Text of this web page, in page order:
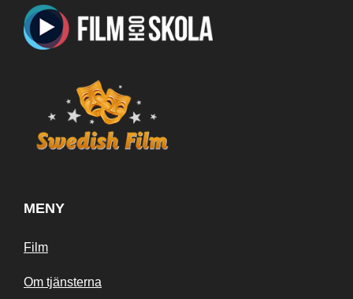
MENY
Film
Om tjänsterna